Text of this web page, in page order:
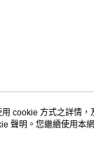
於我們
cookie 方式之詳情
聲明。您繼續使用本